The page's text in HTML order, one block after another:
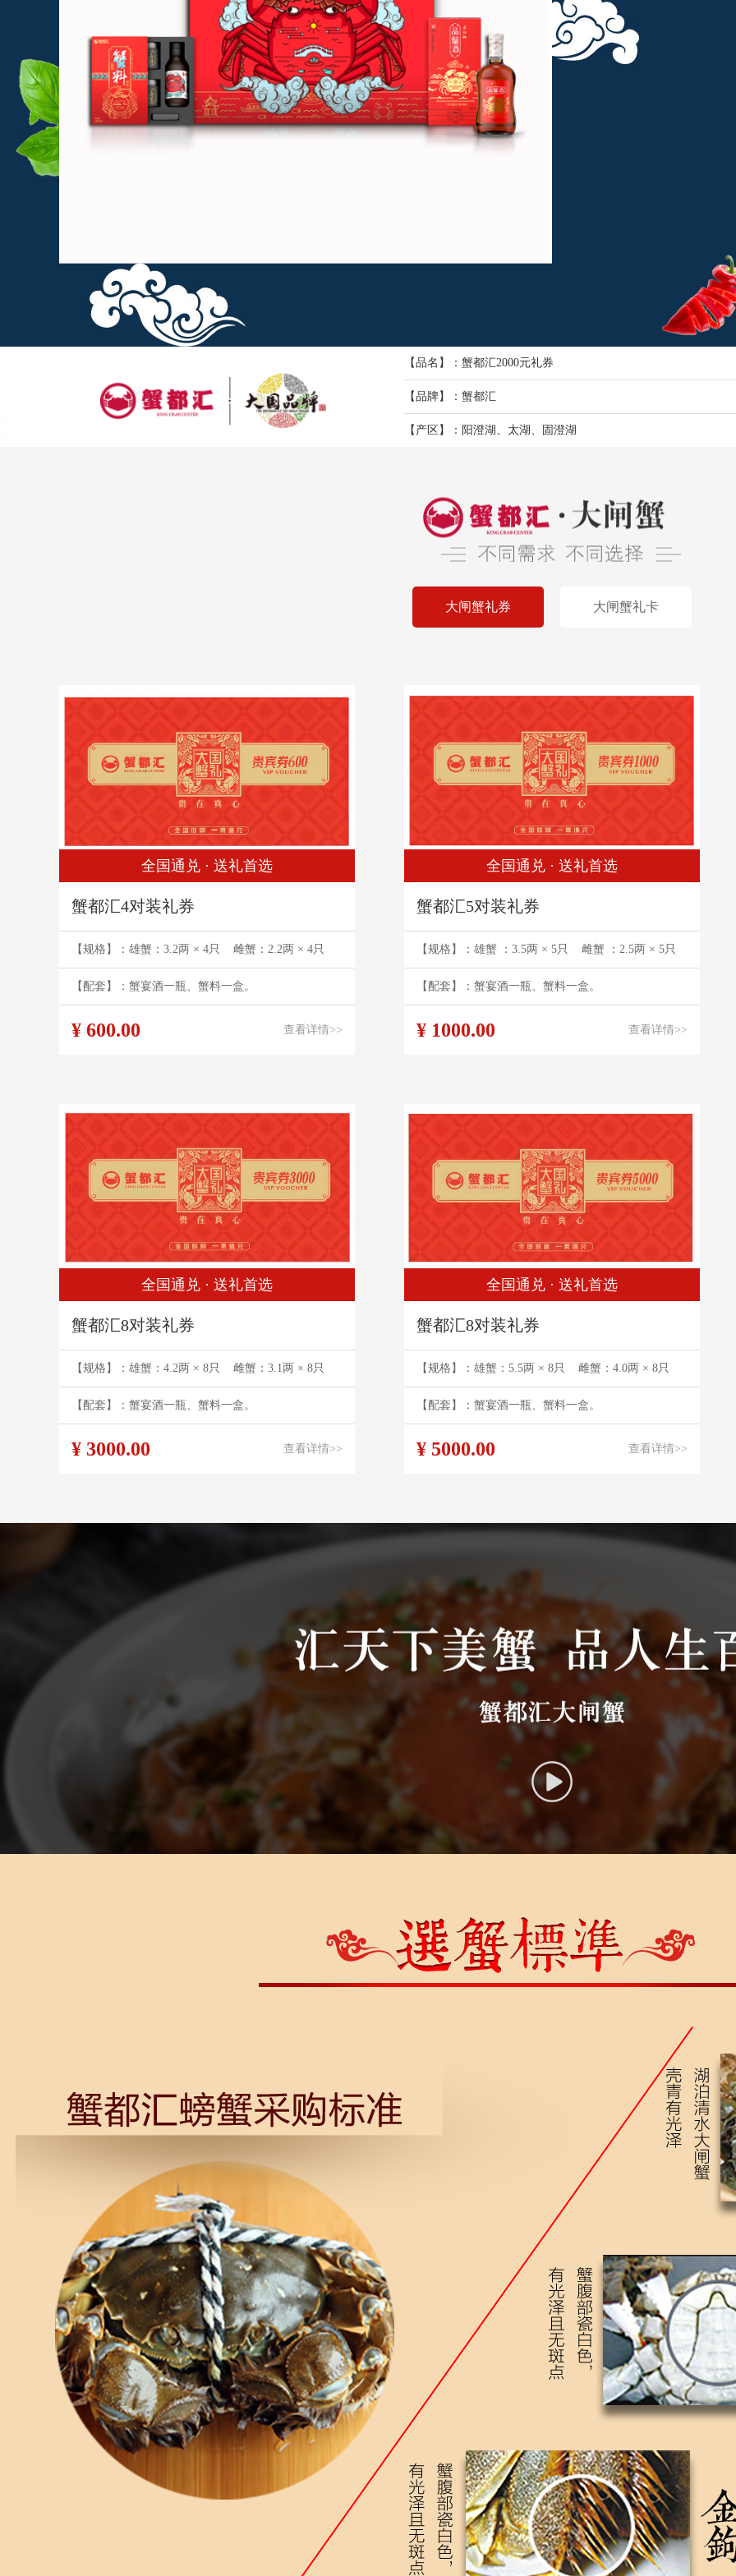
【品名】：蟹都汇2000元礼券
【品牌】：蟹都汇
【产区】：阳澄湖、太湖、固澄湖
大闸蟹礼券 大闸蟹礼卡
全国通兑 · 送礼首选
蟹都汇4对装礼券
【规格】：雄蟹：3.2两 × 4只 雌蟹：2.2两 × 4只
【配套】：蟹宴酒一瓶、蟹料一盒。
查看详情>>
¥ 600.00
全国通兑 · 送礼首选
蟹都汇5对装礼券
【规格】：雄蟹 ：3.5两 × 5只 雌蟹 ：2.5两 × 5只
【配套】：蟹宴酒一瓶、蟹料一盒。
查看详情>>
¥ 1000.00
全国通兑 · 送礼首选
蟹都汇8对装礼券
【规格】：雄蟹：4.2两 × 8只 雌蟹：3.1两 × 8只
【配套】：蟹宴酒一瓶、蟹料一盒。
查看详情>>
¥ 3000.00
全国通兑 · 送礼首选
蟹都汇8对装礼券
【规格】：雄蟹：5.5两 × 8只 雌蟹：4.0两 × 8只
【配套】：蟹宴酒一瓶、蟹料一盒。
查看详情>>
¥ 5000.00